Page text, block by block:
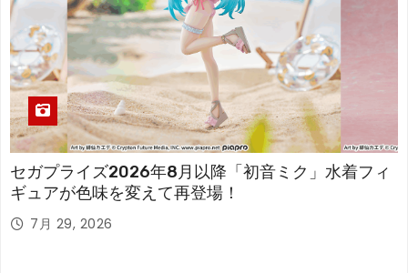
セガプライズ2026年8月以降「初音ミク」水着フィ
ギュアが色味を変えて再登場！
7月 29, 2026